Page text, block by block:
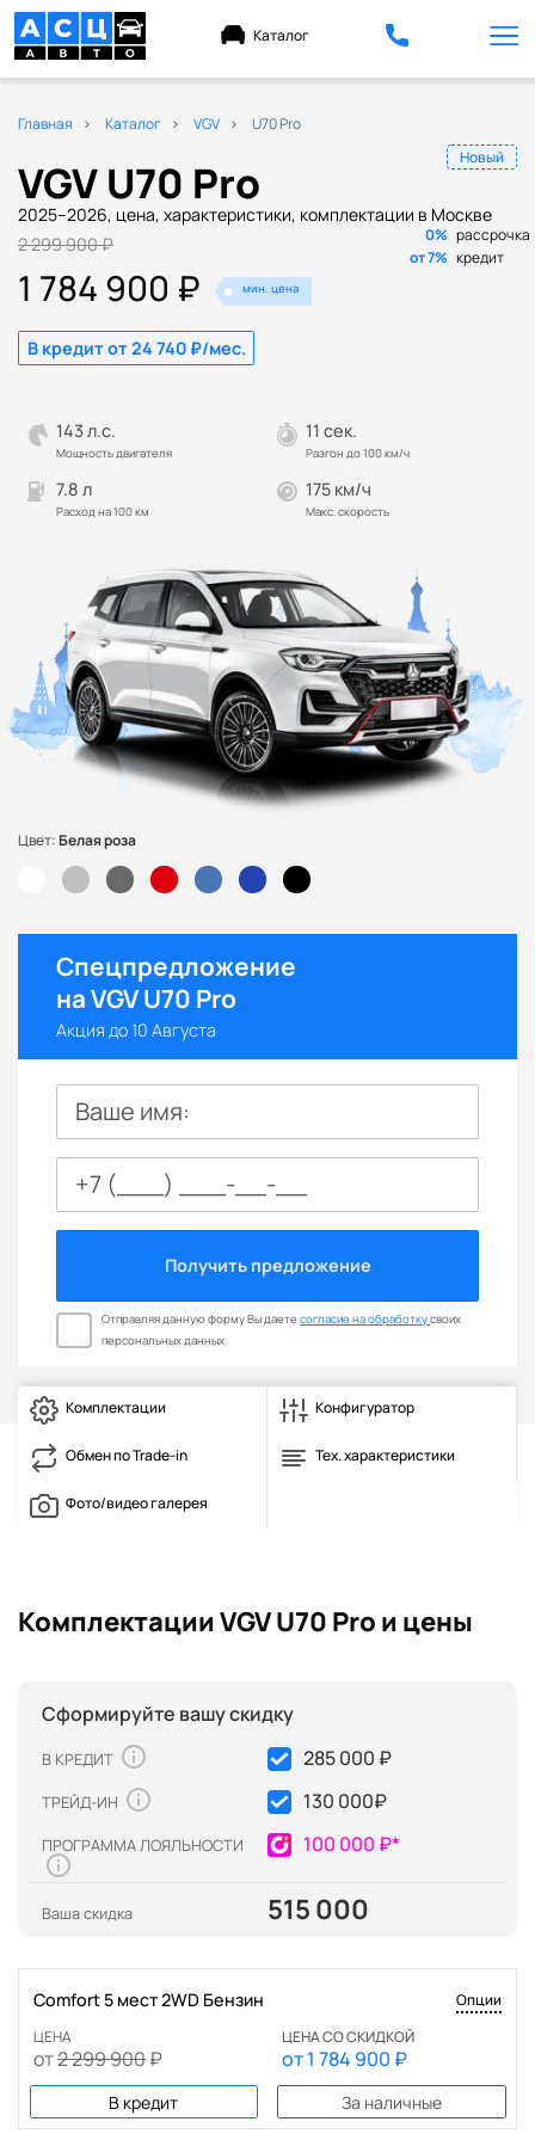
Каталог
Главная Каталог VGV U70 Pro
VGV U70 Pro
2025–2026, цена, характеристики, комплектации в Москве
Новый
0% рассрочка
от 7% кредит
2 299 900 ₽
1 784 900 ₽ мин. цена
В кредит от 24 740 ₽/мес.
143 л.с.
Мощность двигателя
11 сек.
Разгон до 100 км/ч
7.8 л
Расход на 100 км
175 км/ч
Макс. скорость
Цвет:Белая роза
Спецпредложение
на VGV U70 Pro
Акция до 10 Августа
Ваше имя:
Получить предложение
Отправляя данную форму Вы даетесогласие на обработкусвоих
персональных данных
Комплектации Конфигуратор
Обмен по Trade-in Тех. характеристики
Фото/видео галерея
Комплектации VGV U70 Pro и цены
Сформируйте вашу скидку
В КРЕДИТ 285 000 ₽
ТРЕЙД-ИН 130 000₽
ПРОГРАММА ЛОЯЛЬНОСТИ 100 000 ₽*
Ваша скидка 515 000
Опции
Comfort 5 мест 2WD Бензин
ЦЕНА
от2 299 900₽
ЦЕНА СО СКИДКОЙ
от1 784 900 ₽
В кредит За наличные